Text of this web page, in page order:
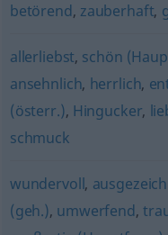
betörend, zauberhaft,
allerliebst, schön
ansehnlich, herrlich,
(österr.), Hingucker,
schmuck
wundervoll,
(geh.), umwerfend,